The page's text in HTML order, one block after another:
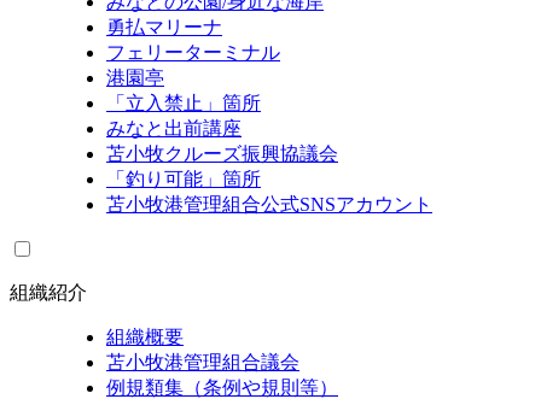
勇払マリーナ
フェリーターミナル
港園亭
「立入禁止」箇所
みなと出前講座
苫小牧クルーズ振興協議会
「釣り可能」箇所
苫小牧港管理組合公式SNSアカウント
組織紹介
組織概要
苫小牧港管理組合議会
例規類集（条例や規則等）